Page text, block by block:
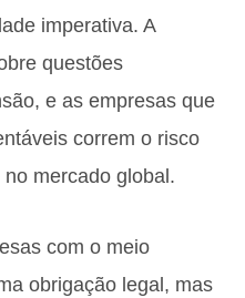
imperativa. A
questões
e as empresas que
correm o risco
mercado global.
com o meio
obrigação legal, mas